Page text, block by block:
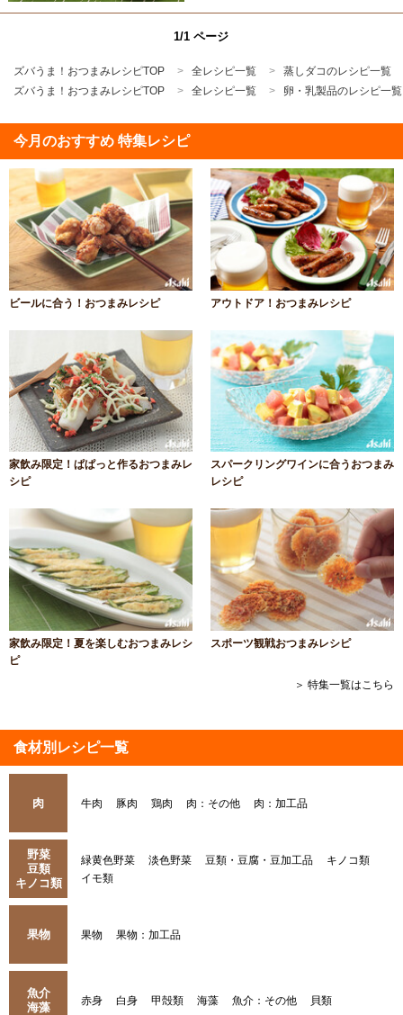
1/1 ページ
ズバうま！おつまみレシピTOP 全レシピ一覧
蒸しダコのレシピ一覧
ズバうま！おつまみレシピTOP
全レシピ一覧 卵・乳製品のレシピ一覧
今月のおすすめ 特集レシピ
ビールに合う！おつまみレシピ アウトドア！おつまみレシピ
家飲み限定！ぱぱっと作るおつまみレ
シピ
スパークリングワインに合うおつまみ
レシピ
家飲み限定！夏を楽しむおつまみレシ
ピ
スポーツ観戦おつまみレシピ
＞ 特集一覧はこちら
食材別レシピ一覧
肉 牛肉 豚肉 鶏肉 肉：その他 肉：加工品
野菜
豆類
キノコ類
緑黄色野菜 淡色野菜 豆類・豆腐・豆加工品
キノコ類
イモ類
果物 果物 果物：加工品
魚介
海藻
赤身 白身 甲殻類 海藻 魚介：その他 貝類